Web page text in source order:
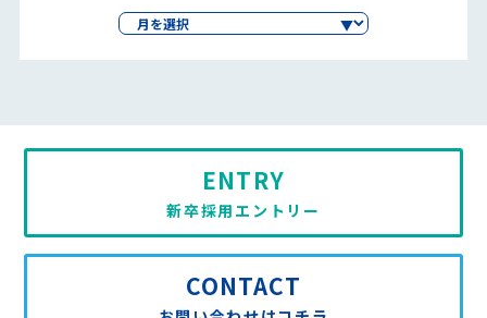
CONTACT
ENTRY
新卒採用エントリー